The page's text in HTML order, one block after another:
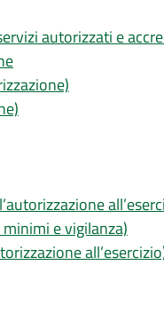
autorizzati e
e vigilanza)